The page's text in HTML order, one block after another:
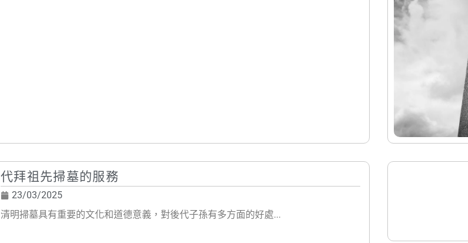
代拜祖先掃墓的服務
23/03/2025
清明掃墓具有重要的文化和道德意義，對後代子孫有多方面的好處...